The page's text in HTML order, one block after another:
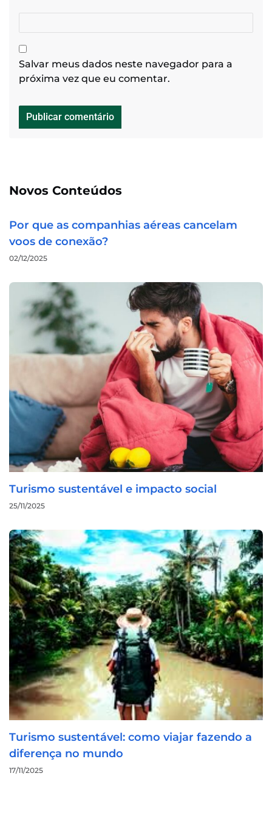
Salvar meus dados neste navegador para a
próxima vez que eu comentar.
Novos Conteúdos
Por que as companhias aéreas cancelam
voos de conexão?
02/12/2025
Turismo sustentável e impacto social
25/11/2025
Turismo sustentável: como viajar fazendo a
diferença no mundo
17/11/2025